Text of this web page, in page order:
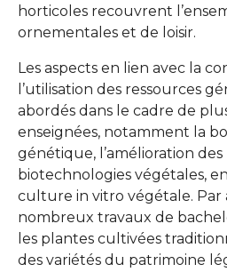
horticoles recouvrent
ornementales et de loisir.
Les aspects en lien avec la
l’utilisation des ressources
abordés dans le cadre de
enseignées, notamment la
génétique, l’amélioration
biotechnologies végétales,
culture in vitro végétale. Par
nombreux travaux de
les plantes cultivées
des variétés du patrimoine